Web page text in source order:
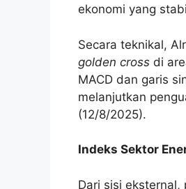
ekonomi yang
Secara teknikal,
golden cross di
MACD dan garis
melanjutkan
(12/8/2025).
Indeks Sektor
Dari sisi